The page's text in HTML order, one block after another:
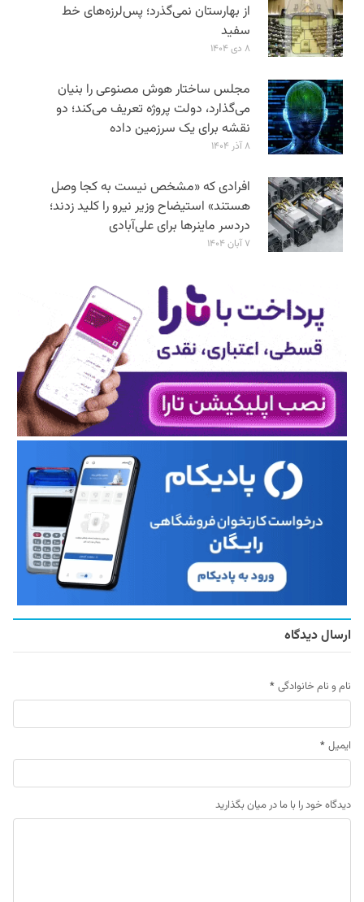
از بهارستان نمی‌گذرد؛ پس‌لرزه‌های خط
سفید
۸ دی ۱۴۰۴
مجلس ساختار هوش مصنوعی را بنیان
می‌گذارد، دولت پروژه تعریف می‌کند؛ دو
نقشه برای یک سرزمین داده
۸ آذر ۱۴۰۴
افرادی که «مشخص نیست به کجا وصل
هستند» استیضاح وزیر نیرو را کلید زدند؛
دردسر ماینرها برای علی‌آبادی
۷ آبان ۱۴۰۴
ارسال دیدگاه
نام و نام خانوادگی *
ایمیل *
دیدگاه خود را با ما در میان بگذارید